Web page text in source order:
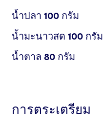
น้ำปลา 100 กรัม
นํ้ามะนาวสด 100 กรัม
น้ำตาล 80 กรัม
การตระเตรียม